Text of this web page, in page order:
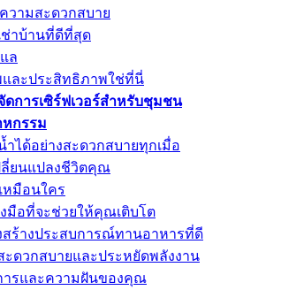
วามสะดวกสบาย
ช่าบ้านที่ดีที่สุด
ล
ละประสิทธิภาพใช่ที่นี่
ดการเซิร์ฟเวอร์สำหรับชุมชน
กรรม
ได้อย่างสะดวกสบายทุกเมื่อ
ลี่ยนแปลงชีวิตคุณ
หมือนใคร
งมือที่จะช่วยให้คุณเติบโต
ร้างประสบการณ์ทานอาหารที่ดี
ดวกสบายและประหยัดพลังงาน
ารและความฝันของคุณ